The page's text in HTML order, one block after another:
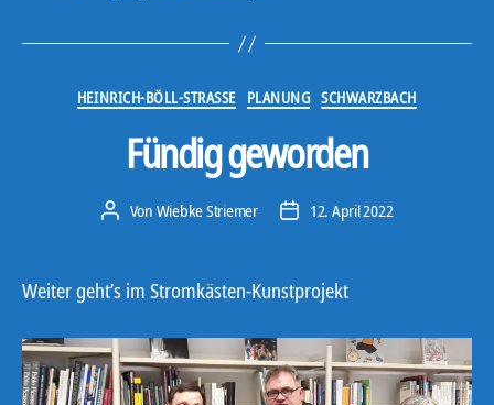
Kategorien
HEINRICH-BÖLL-STRASSE PLANUNG SCHWARZBACH
Fündig geworden
Beitragsautor
Von Wiebke Striemer Veröffentlichungsdatum
12. April 2022
Weiter geht’s im Stromkästen-Kunstprojekt